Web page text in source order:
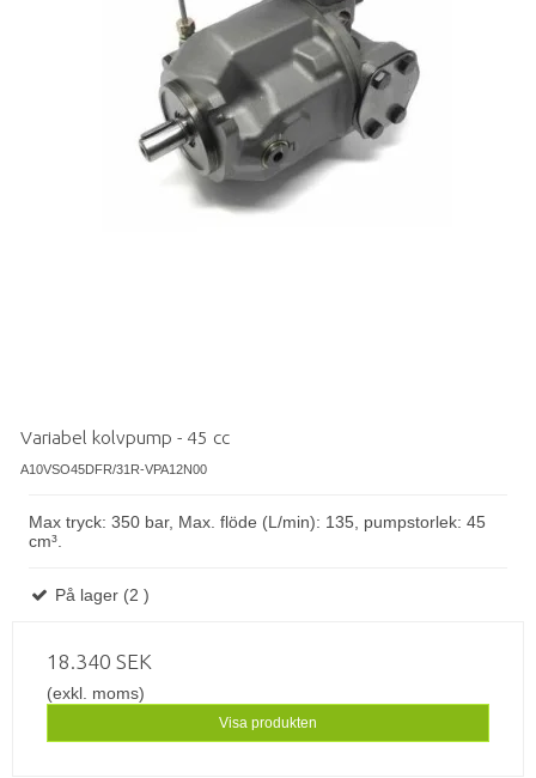
Variabel kolvpump - 45 cc
A10VSO45DFR/31R-VPA12N00
Max tryck: 350 bar, Max. flöde (L/min): 135, pumpstorlek: 45
cm³.
På lager (2 )
18.340 SEK
(exkl. moms)
Visa produkten